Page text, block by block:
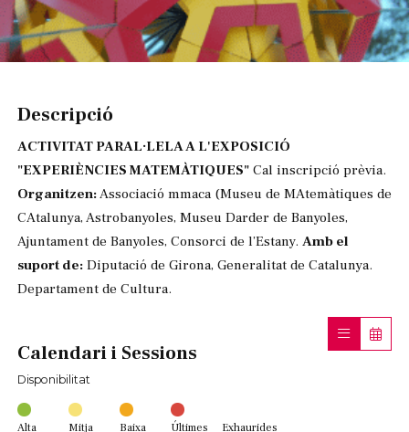
Descripció
ACTIVITAT PARAL·LELA A L'EXPOSICIÓ
"EXPERIÈNCIES MATEMÀTIQUES" Cal inscripció prèvia.
Organitzen:Associació mmaca (Museu de MAtemàtiques de
CAtalunya, Astrobanyoles, Museu Darder de Banyoles,
Ajuntament de Banyoles, Consorci de l’Estany. Amb el
suport de: Diputació de Girona, Generalitat de Catalunya.
Departament de Cultura.
Calendari i Sessions
Disponibilitat
Alta Mitja Baixa
Últimes
Exhaurides